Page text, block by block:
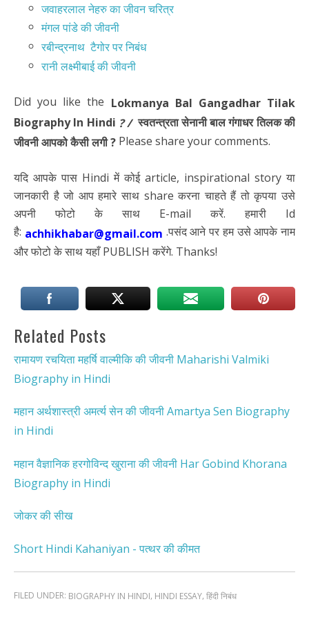
जवाहरलाल नेहरु का जीवन चरित्र
मंगल पांडे की जीवनी
रबीन्द्रनाथ टैगोर पर निबंध
रानी लक्ष्मीबाई की जीवनी
Did you like the Lokmanya Bal Gangadhar Tilak
Biography In Hindi ? /स्वतन्त्रता सेनानी बाल गंगाधर तिलक की
जीवनी आपको कैसीलगी ? Please share your comments.
यदि आपके पास Hindi में कोई article, inspirational story या
जानकारी है जो आप हमारे साथ share करना चाहते हैं तो कृपया उसे
अपनी फोटो के साथ E-mail करें. हमारी Id
है: achhikhabar@gmail.com .पसंद आने पर हम उसे आपके नाम
और फोटो के साथ यहाँ PUBLISH करेंगे. Thanks!
Related Posts
रामायण रचयिता महर्षि वाल्मीकि की जीवनी Maharishi Valmiki
Biography in Hindi
महान अर्थशास्त्री अमर्त्य सेन की जीवनी Amartya Sen Biography
in Hindi
महान वैज्ञानिक हरगोविन्द खुराना की जीवनी Har Gobind Khorana
Biography in Hindi
जोकर की सीख
Short Hindi Kahaniyan - पत्थर की कीमत
FILED UNDER: BIOGRAPHY IN HINDI, HINDI ESSAY, हिंदी निबंध